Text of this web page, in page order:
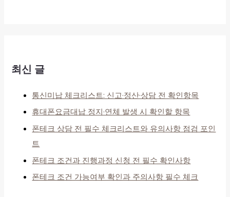
최신 글
통신미납 체크리스트: 신고·정산·상담 전 확인항목
휴대폰요금대납 정지·연체 발생 시 확인할 항목
폰테크 상담 전 필수 체크리스트와 유의사항 점검 포인
트
폰테크 조건과 진행과정 신청 전 필수 확인사항
폰테크 조건 가능여부 확인과 주의사항 필수 체크